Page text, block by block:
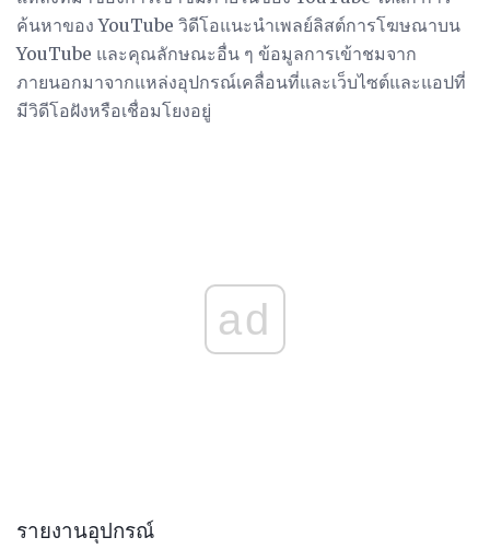
ค้นหาของ YouTube วิดีโอแนะนำเพลย์ลิสต์การโฆษณาบน
YouTube และคุณลักษณะอื่น ๆ ข้อมูลการเข้าชมจาก
ภายนอกมาจากแหล่งอุปกรณ์เคลื่อนที่และเว็บไซต์และแอปที่
มีวิดีโอฝังหรือเชื่อมโยงอยู่
ad
รายงานอุปกรณ์